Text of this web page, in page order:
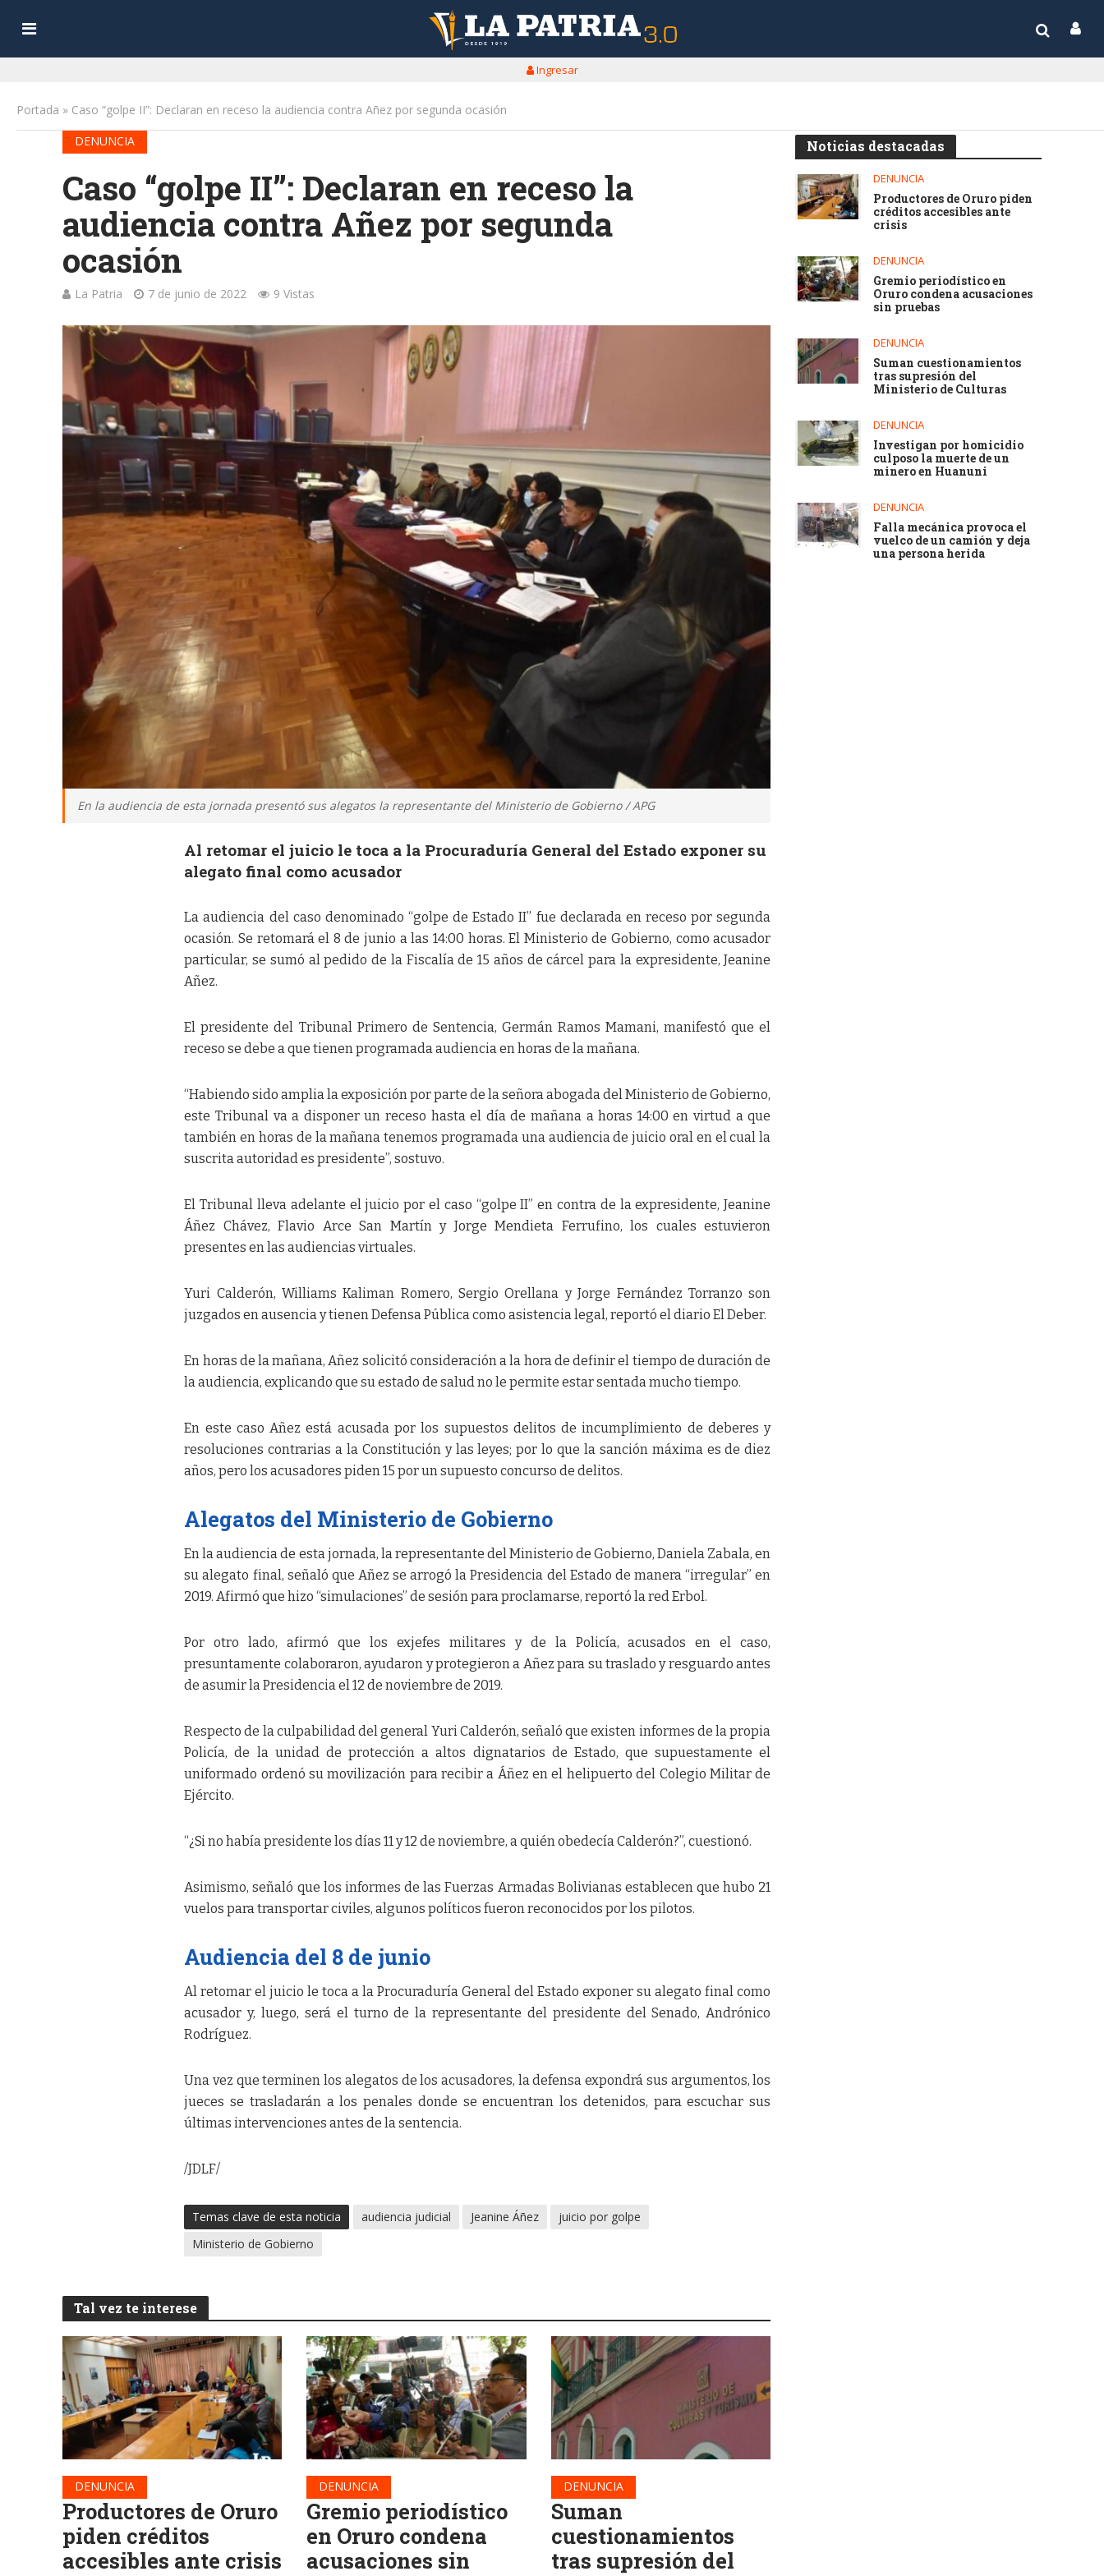
Ingresar
Portada » Caso “golpe II”: Declaran en receso la audiencia contra Añez por segunda ocasión
DENUNCIA
Caso “golpe II”: Declaran en receso la
audiencia contra Añez por segunda
ocasión
La Patria 7 de junio de 2022 9 Vistas
En la audiencia de esta jornada presentó sus alegatos la representante del Ministerio de Gobierno / APG
Al retomar el juicio le toca a la Procuraduría General del Estado exponer su
alegato final como acusador
La audiencia del caso denominado “golpe de Estado II” fue declarada en receso por segunda
ocasión. Se retomará el 8 de junio a las 14:00 horas. El Ministerio de Gobierno, como acusador
particular, se sumó al pedido de la Fiscalía de 15 años de cárcel para la expresidente, Jeanine
Añez.
El presidente del Tribunal Primero de Sentencia, Germán Ramos Mamani, manifestó que el
receso se debe a que tienen programada audiencia en horas de la mañana.
“Habiendo sido amplia la exposición por parte de la señora abogada del Ministerio de Gobierno,
este Tribunal va a disponer un receso hasta el día de mañana a horas 14:00 en virtud a que
también en horas de la mañana tenemos programada una audiencia de juicio oral en el cual la
suscrita autoridad es presidente”, sostuvo.
El Tribunal lleva adelante el juicio por el caso “golpe II” en contra de la expresidente, Jeanine
Áñez Chávez, Flavio Arce San Martín y Jorge Mendieta Ferrufino, los cuales estuvieron
presentes en las audiencias virtuales.
Yuri Calderón, Williams Kaliman Romero, Sergio Orellana y Jorge Fernández Torranzo son
juzgados en ausencia y tienen Defensa Pública como asistencia legal, reportó el diario El Deber.
En horas de la mañana, Añez solicitó consideración a la hora de definir el tiempo de duración de
la audiencia, explicando que su estado de salud no le permite estar sentada mucho tiempo.
En este caso Añez está acusada por los supuestos delitos de incumplimiento de deberes y
resoluciones contrarias a la Constitución y las leyes; por lo que la sanción máxima es de diez
años, pero los acusadores piden 15 por un supuesto concurso de delitos.
Alegatos del Ministerio de Gobierno
En la audiencia de esta jornada, la representante del Ministerio de Gobierno, Daniela Zabala, en
su alegato final, señaló que Añez se arrogó la Presidencia del Estado de manera “irregular” en
2019. Afirmó que hizo “simulaciones” de sesión para proclamarse, reportó la red Erbol.
Por otro lado, afirmó que los exjefes militares y de la Policía, acusados en el caso,
presuntamente colaboraron, ayudaron y protegieron a Añez para su traslado y resguardo antes
de asumir la Presidencia el 12 de noviembre de 2019.
Respecto de la culpabilidad del general Yuri Calderón, señaló que existen informes de la propia
Policía, de la unidad de protección a altos dignatarios de Estado, que supuestamente el
uniformado ordenó su movilización para recibir a Áñez en el helipuerto del Colegio Militar de
Ejército.
“¿Si no había presidente los días 11 y 12 de noviembre, a quién obedecía Calderón?”, cuestionó.
Asimismo, señaló que los informes de las Fuerzas Armadas Bolivianas establecen que hubo 21
vuelos para transportar civiles, algunos políticos fueron reconocidos por los pilotos.
Audiencia del 8 de junio
Al retomar el juicio le toca a la Procuraduría General del Estado exponer su alegato final como
acusador y, luego, será el turno de la representante del presidente del Senado, Andrónico
Rodríguez.
Una vez que terminen los alegatos de los acusadores, la defensa expondrá sus argumentos, los
jueces se trasladarán a los penales donde se encuentran los detenidos, para escuchar sus
últimas intervenciones antes de la sentencia.
/JDLF/
Temas clave de esta noticia audiencia judicial Jeanine Áñez
juicio por golpe
Ministerio de Gobierno
Tal vez te interese
DENUNCIA
Productores de Oruro
piden créditos
accesibles ante crisis
DENUNCIA
Gremio periodístico
en Oruro condena
acusaciones sin
DENUNCIA
Suman
cuestionamientos
tras supresión del
Noticias destacadas
DENUNCIA
Productores de Oruro piden
créditos accesibles ante
crisis
DENUNCIA
Gremio periodístico en
Oruro condena acusaciones
sin pruebas
DENUNCIA
Suman cuestionamientos
tras supresión del
Ministerio de Culturas
DENUNCIA
Investigan por homicidio
culposo la muerte de un
minero en Huanuni
DENUNCIA
Falla mecánica provoca el
vuelco de un camión y deja
una persona herida